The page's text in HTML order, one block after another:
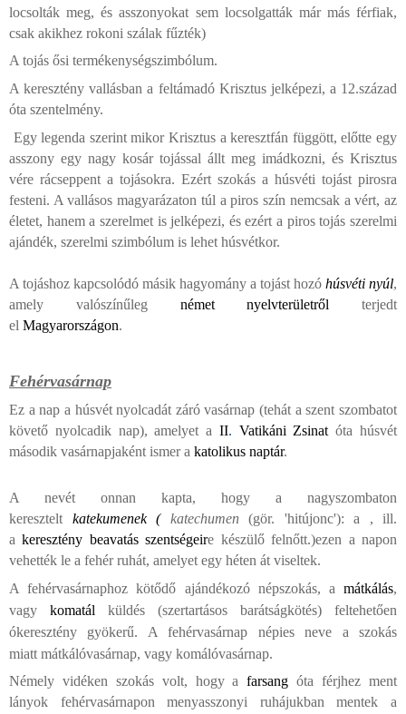
locsolták meg, és asszonyokat sem locsolgatták már más férfiak,
csak akikhez rokoni szálak fűzték)
A tojás ősi termékenységszimbólum.
A keresztény vallásban a feltámadó Krisztus jelképezi, a 12.század
óta szentelmény.
Egy legenda szerint mikor Krisztus a keresztfán függött, előtte egy
asszony egy nagy kosár tojással állt meg imádkozni, és Krisztus
vére rácseppent a tojásokra. Ezért szokás a húsvéti tojást pirosra
festeni. A vallásos magyarázaton túl a piros szín nemcsak a vért, az
életet, hanem a szerelmet is jelképezi, és ezért a piros tojás szerelmi
ajándék, szerelmi szimbólum is lehet húsvétkor.
A tojáshoz kapcsolódó másik hagyomány a tojást hozó húsvéti nyúl,
amely valószínűleg német nyelvterületről terjedt
el Magyarországon.
Fehérvasárnap
Ez a nap a húsvét nyolcadát záró vasárnap (tehát a szent szombatot
követő nyolcadik nap), amelyet a II. Vatikáni Zsinat óta húsvét
második vasárnapjaként ismer a katolikus naptár.
A nevét onnan kapta, hogy a nagyszombaton
keresztelt
katekumenek( katechumen(gör. 'hitújonc'): a , ill.
akeresztény beavatás szentségeire készülő felnőtt.)ezen a napon
vehették le a fehér ruhát, amelyet egy héten át viseltek.
A fehérvasárnaphoz kötődő ajándékozó népszokás, a mátkálás,
vagy komatál küldés (szertartásos barátságkötés) feltehetően
ókeresztény gyökerű. A fehérvasárnap népies neve a szokás
miatt mátkálóvasárnap, vagy komálóvasárnap.
Némely vidéken szokás volt, hogy afarsang óta férjhez ment
lányok fehérvasárnapon menyasszonyi ruhájukban mentek a